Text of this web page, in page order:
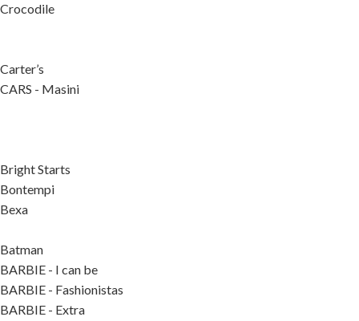
Crocodile
Carter’s
CARS - Masini
Bright Starts
Bontempi
Bexa
Batman
BARBIE - I can be
BARBIE - Fashionistas
BARBIE - Extra